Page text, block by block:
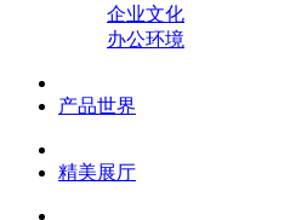
企业文化
办公环境
产品世界
精美展厅